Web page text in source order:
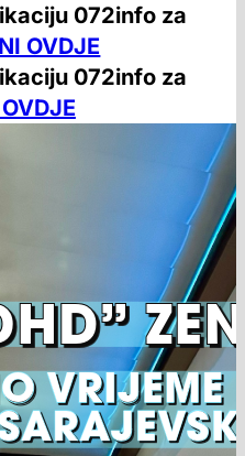
072info za
OVDJE
072info za